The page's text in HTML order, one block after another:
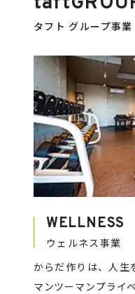
タフト グループ事業
WELLNESS
ウェルネス事業
からだ作りは、人生
マンツーマンプライ